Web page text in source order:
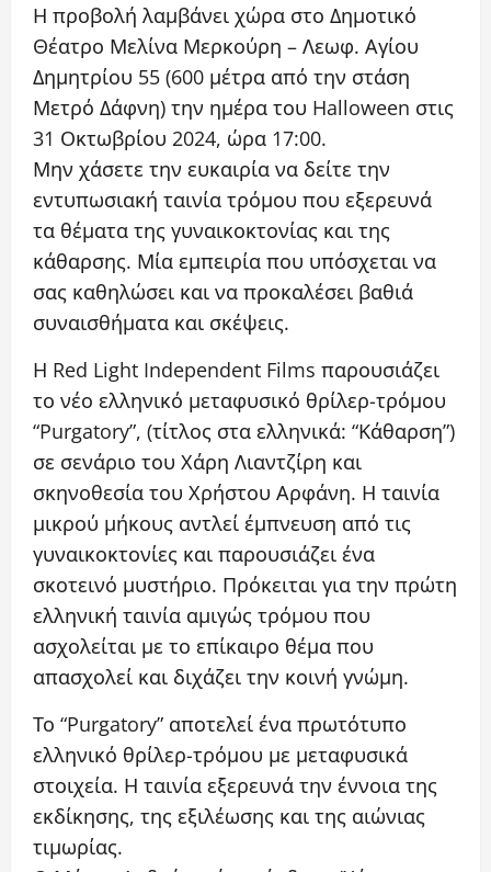
Η προβολή λαμβάνει χώρα στο Δημοτικό
Θέατρο Μελίνα Μερκούρη – Λεωφ. Αγίου
Δημητρίου 55 (600 μέτρα από την στάση
Μετρό Δάφνη) την ημέρα του Halloween στις
31 Οκτωβρίου 2024, ώρα 17:00.
Μην χάσετε την ευκαιρία να δείτε την
εντυπωσιακή ταινία τρόμου που εξερευνά
τα θέματα της γυναικοκτονίας και της
κάθαρσης. Μία εμπειρία που υπόσχεται να
σας καθηλώσει και να προκαλέσει βαθιά
συναισθήματα και σκέψεις.
Η Red Light Independent Films παρουσιάζει
το νέο ελληνικό μεταφυσικό θρίλερ-τρόμου
“Purgatory”, (τίτλος στα ελληνικά: “Κάθαρση”)
σε σενάριο του Χάρη Λιαντζίρη και
σκηνοθεσία του Χρήστου Αρφάνη. Η ταινία
μικρού μήκους αντλεί έμπνευση από τις
γυναικοκτονίες και παρουσιάζει ένα
σκοτεινό μυστήριο. Πρόκειται για την πρώτη
ελληνική ταινία αμιγώς τρόμου που
ασχολείται με το επίκαιρο θέμα που
απασχολεί και διχάζει την κοινή γνώμη.
Το “Purgatory” αποτελεί ένα πρωτότυπο
ελληνικό θρίλερ-τρόμου με μεταφυσικά
στοιχεία. Η ταινία εξερευνά την έννοια της
εκδίκησης, της εξιλέωσης και της αιώνιας
τιμωρίας.